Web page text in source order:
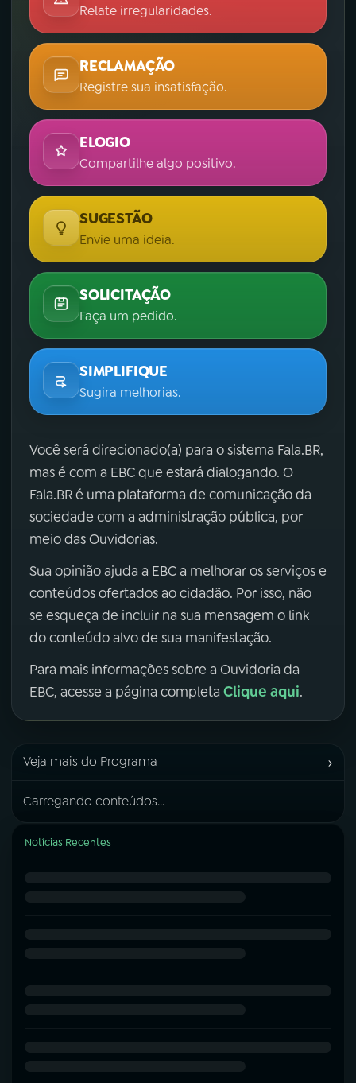
Relate irregularidades.
RECLAMAÇÃO
Registre sua insatisfação.
ELOGIO
Compartilhe algo positivo.
SUGESTÃO
Envie uma ideia.
SOLICITAÇÃO
Faça um pedido.
SIMPLIFIQUE
Sugira melhorias.
Você será direcionado(a) para o sistema Fala.BR,
mas é com a EBC que estará dialogando. O
Fala.BR é uma plataforma de comunicação da
sociedade com a administração pública, por
meio das Ouvidorias.
Sua opinião ajuda a EBC a melhorar os serviços e
conteúdos ofertados ao cidadão. Por isso, não
se esqueça de incluir na sua mensagem o link
do conteúdo alvo de sua manifestação.
Para mais informações sobre a Ouvidoria da
EBC, acesse a página completa Clique aqui.
Veja mais do Programa ›
Carregando conteúdos...
Notícias Recentes